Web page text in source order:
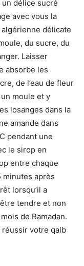
délice sucré
avec vous la
délicate
du sucre, du
Laisser
absorbe les
de l’eau de fleur
moule et y
losanges dans la
amande dans
pendant une
le sirop en
entre chaque
minutes après
lorsqu’il a
tendre et non
de Ramadan.
votre qalb